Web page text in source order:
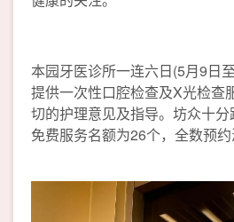
本园牙医诊所一连六日(5月9日
提供一次性口腔检查及X光检查
切的护理意见及指导。坊众十
免费服务名额为26个，全数预约